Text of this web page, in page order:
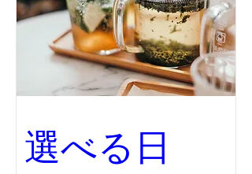
選べる日